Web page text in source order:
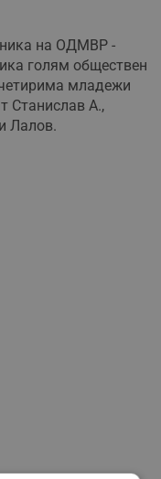
на ОДМВР -
голям обществен
младежи
Станислав А.,
Лалов.